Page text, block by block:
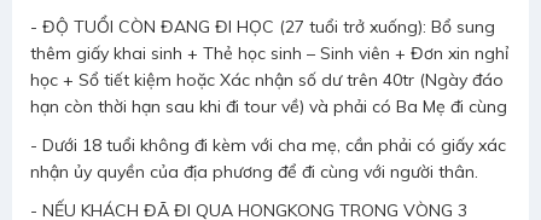
- ĐỘ TUỔI CÒN ĐANG ĐI HỌC (27 tuổi trở xuống): Bổ sung
thêm giấy khai sinh + Thẻ học sinh – Sinh viên + Đơn xin nghỉ
học + Sổ tiết kiệm hoặc Xác nhận số dư trên 40tr (Ngày đáo
hạn còn thời hạn sau khi đi tour về) và phải có Ba Mẹ đi cùng
- Dưới 18 tuổi không đi kèm với cha mẹ, cần phải có giấy xác
nhận ủy quyền của địa phương để đi cùng với người thân.
- NẾU KHÁCH ĐÃ ĐI QUA HONGKONG TRONG VÒNG 3